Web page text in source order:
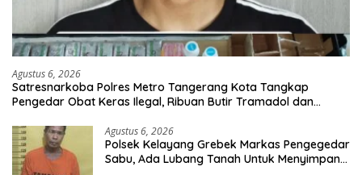
Agustus 6, 2026
Satresnarkoba Polres Metro Tangerang Kota Tangkap
Pengedar Obat Keras Ilegal, Ribuan Butir Tramadol dan
Agustus 6, 2026
Polsek Kelayang Grebek Markas Pengegedar
Sabu, Ada Lubang Tanah Untuk Menyimpan